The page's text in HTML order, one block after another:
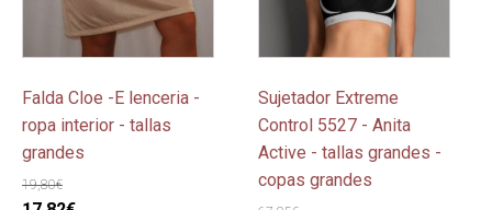
Falda Cloe -E lenceria -
ropa interior - tallas
grandes
19,80€
opciones
pueden
elegir
en
la
Sujetador Extreme
Control 5527 - Anita
Active - tallas grandes -
copas grandes
opciones
pueden
elegir
en
la